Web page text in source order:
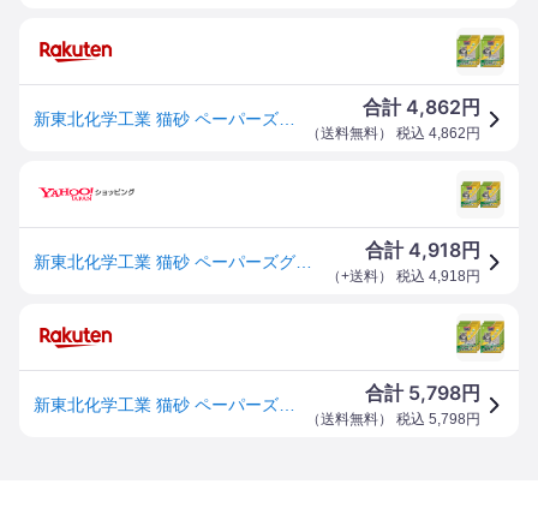
合計4,862 円
（送料無料） 税込 4,862 円
合計4,918円
（+送料） 税込 4,918 円
合計 5,798円
（送料無料） 税込 5,798 円